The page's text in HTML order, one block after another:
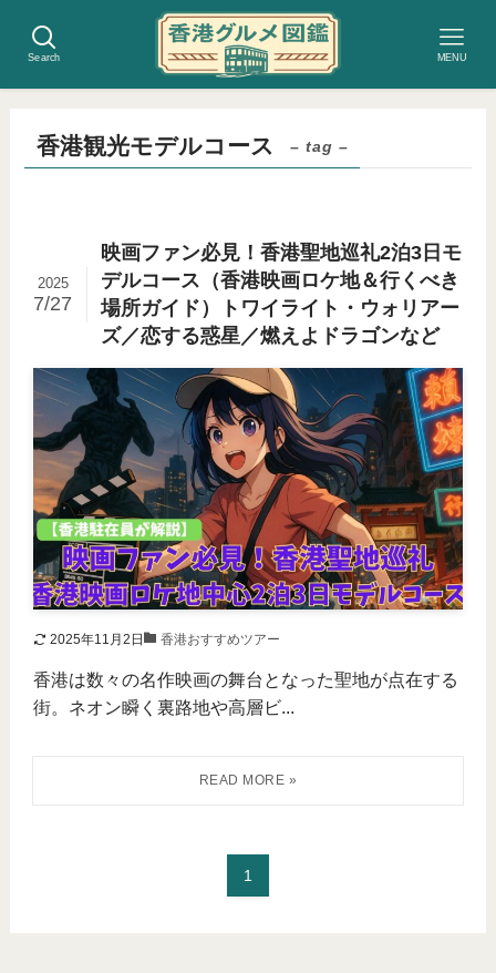
Search MENU
香港観光モデルコース – tag –
映画ファン必見！香港聖地巡礼2泊3日モ
デルコース（香港映画ロケ地＆行くべき
場所ガイド）トワイライト・ウォリアー
ズ／恋する惑星／燃えよドラゴンなど
2025
7/27
2025年11月2日 香港おすすめツアー
香港は数々の名作映画の舞台となった聖地が点在する
街。ネオン瞬く裏路地や高層ビ...
1